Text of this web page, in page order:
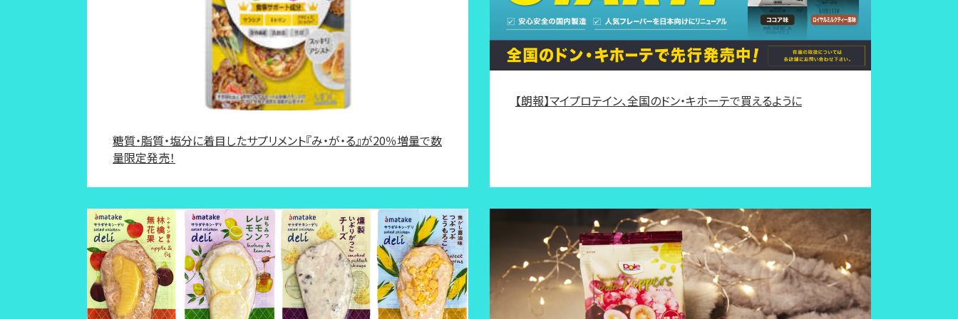
糖質・脂質・塩分に着目したサプリメント『み・が・る』が20％増量で数
量限定発売！
【朗報】マイプロテイン、全国のドン・キホーテで買えるように